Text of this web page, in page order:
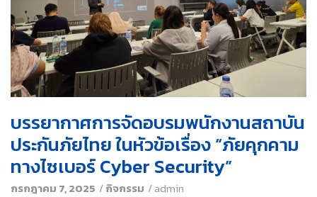
บรรยากาศการจัดอบรมพนักงานสถาบัน
ประกันภัยไทย ในหัวข้อเรื่อง “ภัยคุกคาม
ทางไซเบอร์ Cyber Security”
กรกฎาคม 7, 2025 /กิจกรรม /admin